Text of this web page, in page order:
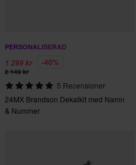
PERSONALISERAD
1 299 kr -40%
2 149 kr
5 Recensioner
24MX Brandson Dekalkit med Namn
& Nummer